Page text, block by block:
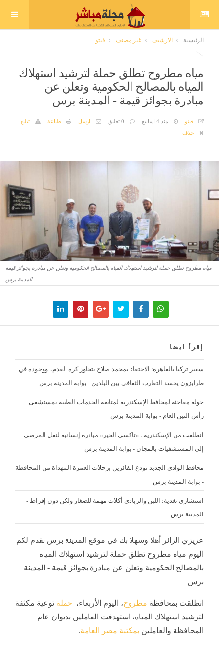
الرئيسية الارشيف غير مصنف فيتو
مياه مطروح تطلق حملة لترشيد استهلاك
المياه بالمصالح الحكومية وتعلن عن
مبادرة بجوائز قيمة - المدينة برس
فيتو منذ 4 اسابيع 0 تعليق ارسل طباعة
تبليغ
حذف
مياه مطروح تطلق حملة لترشيد استهلاك المياه بالمصالح الحكومية وتعلن عن مبادرة بجوائز قيمة
- المدينة برس
إقرأ ايضا
سفير تركيا بالقاهرة: الاحتفاء بمحمد صلاح يتجاوز كرة القدم.. ووجوده في
طرابزون يجسد التقارب الثقافي بين البلدين - بوابة المدينة برس
جولة مفاجئة لمحافظ الإسكندرية لمتابعة الخدمات الطبية بمستشفى
رأس التين العام - بوابة المدينة برس
انطلقت من الإسكندرية.. «تاكسي الخير» مبادرة إنسانية لنقل المرضى
إلى المستشفيات بالمجان - بوابة المدينة برس
محافظ الوادي الجديد تودع الفائزين برحلات العمرة المهداة من المحافظة
- بوابة المدينة برس
استشاري تغذية: اللبن والزبادي أكلات مهمة للصغار ولكن دون إفراط -
المدينة برس
عزيزي الزائر أهلا وسهلا بك في موقع المدينة برس نقدم لكم
اليوم مياه مطروح تطلق حملة لترشيد استهلاك المياه
بالمصالح الحكومية وتعلن عن مبادرة بجوائز قيمة - المدينة
برس
انطلقت بمحافظة مطروح، اليوم الأربعاء، حملة توعية مكثفة
لترشيد استهلاك المياه، استهدفت العاملين بديوان عام
المحافظة والعاملين بمكتبة مصر العامة.